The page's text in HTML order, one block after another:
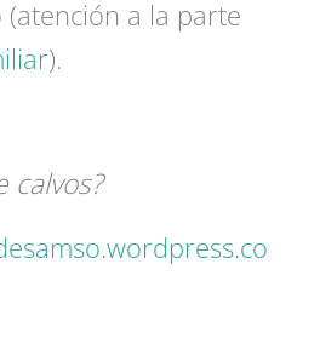
a la parte
).
calvos?